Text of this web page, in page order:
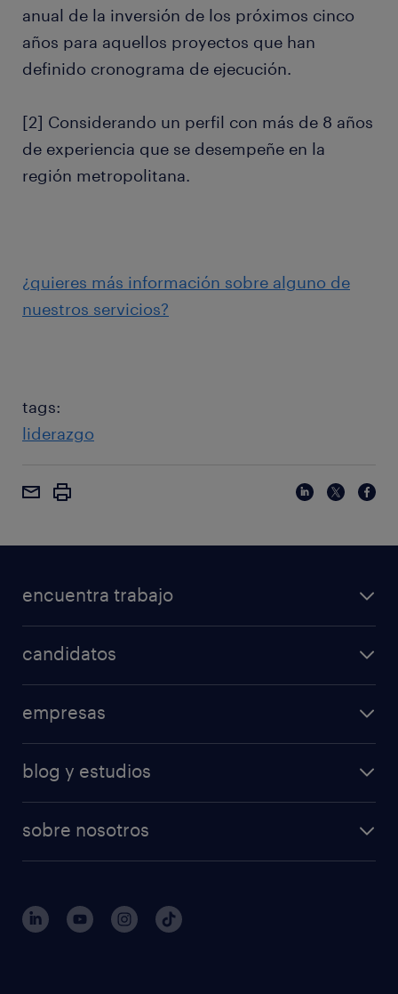
anual de la inversión de los próximos cinco
años para aquellos proyectos que han
definido cronograma de ejecución.
[2] Considerando un perfil con más de 8 años
de experiencia que se desempeñe en la
región metropolitana.
¿quieres más información sobre alguno de
nuestros servicios?
tags:
liderazgo
encuentra trabajo
candidatos
empresas
blog y estudios
sobre nosotros